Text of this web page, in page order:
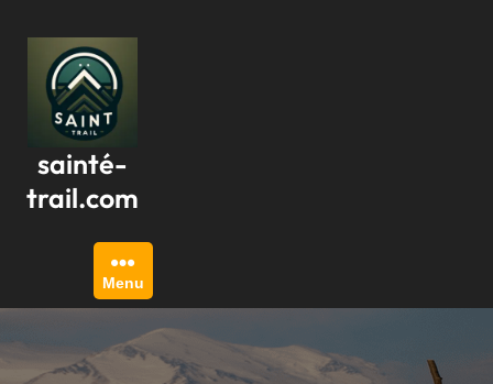
contenu
sainté-
trail.com
Menu